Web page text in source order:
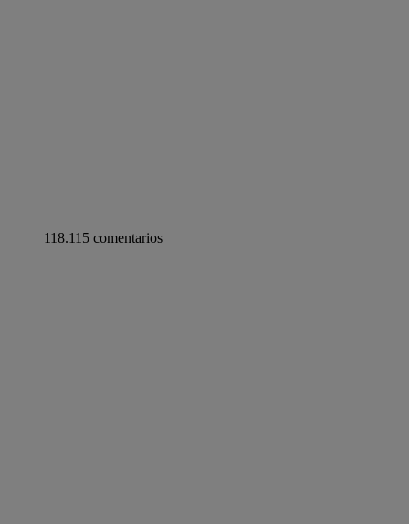
118.115 comentarios